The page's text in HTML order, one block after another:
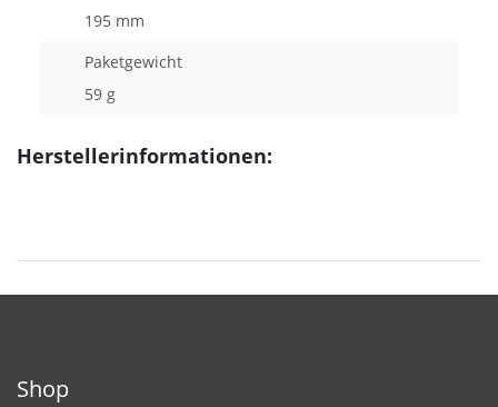
195 mm
Paketgewicht
59 g
Herstellerinformationen:
Shop